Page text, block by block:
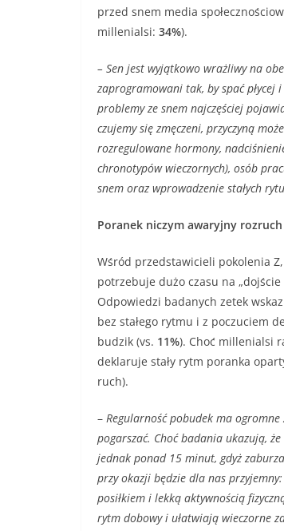
przed snem media
millenialsi: 34%).
– Sen jest wyjątkowo wrażliwy na
zaprogramowani tak, by spać płycej
problemy ze snem najczęściej
czujemy się zmęczeni, przyczyną
rozregulowane hormony,
chronotypów wieczornych), osób
snem oraz wprowadzenie stałych
Poranek niczym awaryjny rozruch
Wśród przedstawicieli pokolenia
potrzebuje dużo czasu na
Odpowiedzi badanych zetek
bez stałego rytmu i z poczuciem
budzik (vs. 11%). Choć millenialsi
deklaruje stały rytm poranka
ruch).
– Regularność pobudek ma
pogarszać. Choć badania ukazują,
jednak ponad 15 minut, gdyż
przy okazji będzie dla nas
posiłkiem i lekką aktywnością
rytm dobowy i ułatwiają wieczorne